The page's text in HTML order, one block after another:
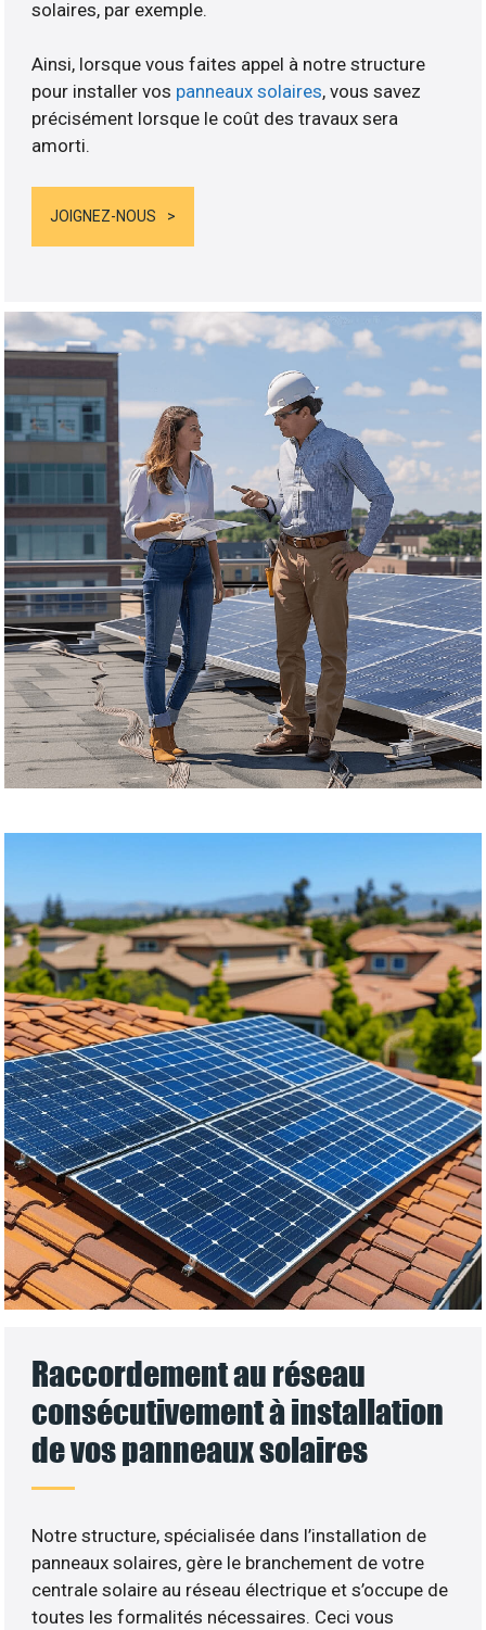
solaires, par exemple.
Ainsi, lorsque vous faites appel à notre structure
pour installer vos panneaux solaires, vous savez
précisément lorsque le coût des travaux sera
amorti.
JOIGNEZ-NOUS
Raccordement au réseau
consécutivement à installation
de vos panneaux solaires
Notre structure, spécialisée dans l’installation de
panneaux solaires, gère le branchement de votre
centrale solaire au réseau électrique et s’occupe de
toutes les formalités nécessaires. Ceci vous